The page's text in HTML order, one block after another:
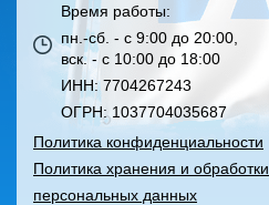
Время работы:
пн.-сб. - с 9:00 до 20:00,
вск. - с 10:00 до 18:00
ИНН: 7704267243
ОГРН: 1037704035687
Политика конфиденциальности
Политика хранения и обработки
персональных данных